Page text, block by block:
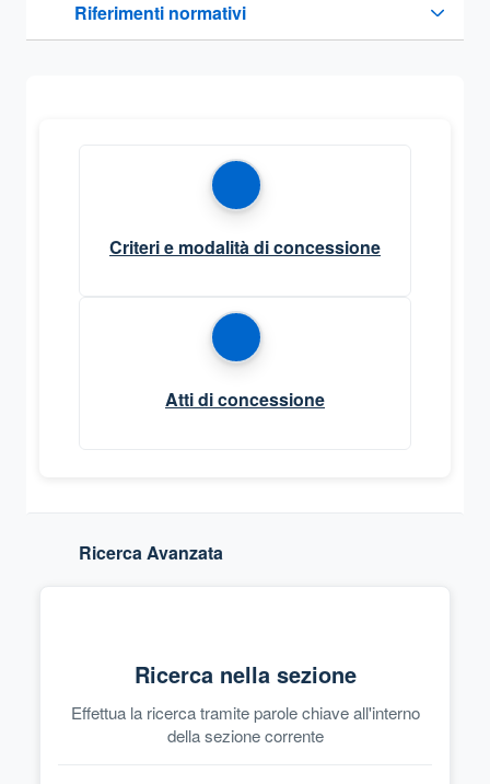
Riferimenti normativi
Sezione compressa
Criteri e modalità di concessione
Atti di concessione
Ricerca Avanzata
Ricerca nella sezione
Effettua la ricerca tramite parole chiave all'interno
della sezione corrente